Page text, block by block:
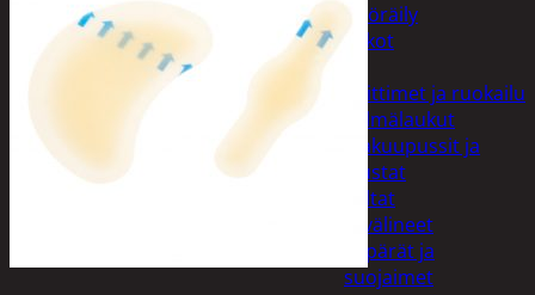
Polkupyöräily
Lukot
Retkeily
Keittimet ja ruokailu
Kylmälaukut
Makuupussit ja
alustat
Teltat
Urheiluvälineet
Kypärät ja
suojaimet